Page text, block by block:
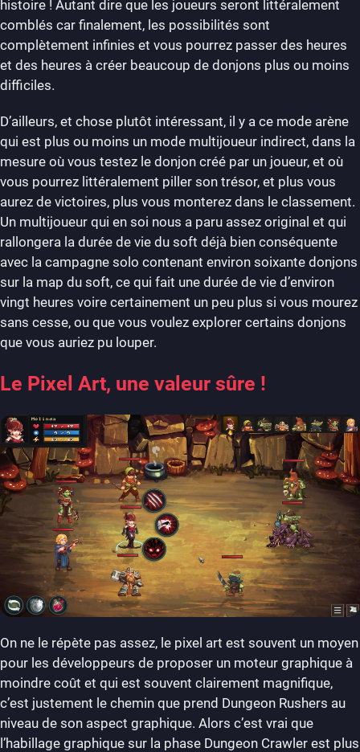
histoire ! Autant dire que les joueurs seront littéralement
comblés car finalement, les possibilités sont
complètement infinies et vous pourrez passer des heures
et des heures à créer beaucoup de donjons plus ou moins
difficiles.
D’ailleurs, et chose plutôt intéressant, il y a ce mode arène
qui est plus ou moins un mode multijoueur indirect, dans la
mesure où vous testez le donjon créé par un joueur, et où
vous pourrez littéralement piller son trésor, et plus vous
aurez de victoires, plus vous monterez dans le classement.
Un multijoueur qui en soi nous a paru assez original et qui
rallongera la durée de vie du soft déjà bien conséquente
avec la campagne solo contenant environ soixante donjons
sur la map du soft, ce qui fait une durée de vie d’environ
vingt heures voire certainement un peu plus si vous mourez
sans cesse, ou que vous voulez explorer certains donjons
que vous auriez pu louper.
Le Pixel Art, une valeur sûre !
On ne le répète pas assez, le pixel art est souvent un moyen
pour les développeurs de proposer un moteur graphique à
moindre coût et qui est souvent clairement magnifique,
c’est justement le chemin que prend Dungeon Rushers au
niveau de son aspect graphique. Alors c’est vrai que
l’habillage graphique sur la phase Dungeon Crawler est plus